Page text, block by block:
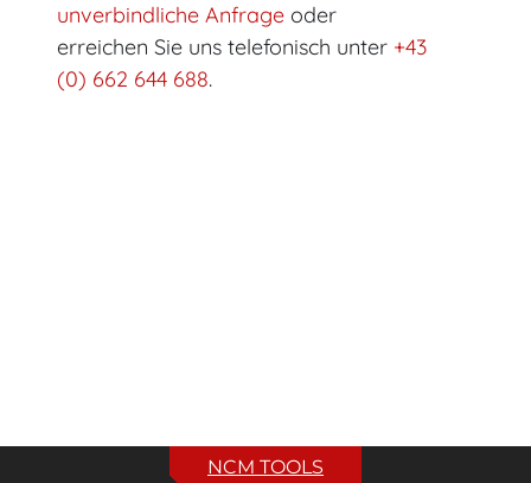
unverbindliche Anfrage oder
erreichen Sie uns telefonisch unter +43
(0) 662 644 688.
NCM TOOLS